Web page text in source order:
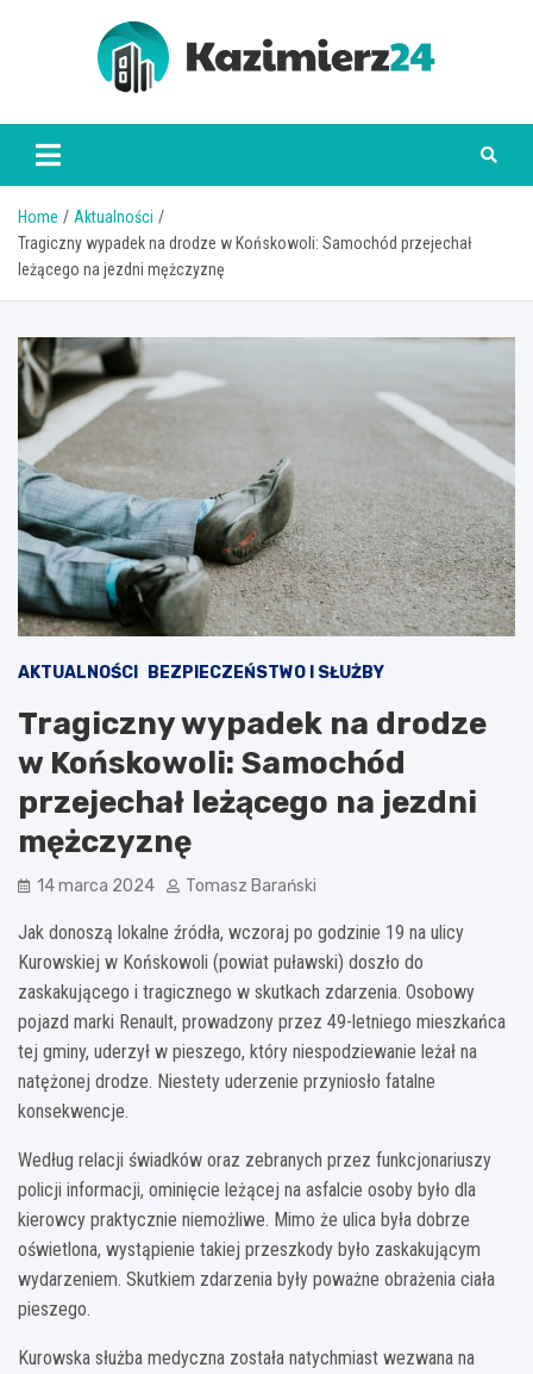
kazimierz24.pl
Home
Aktualności
Tragiczny wypadek na drodze w Końskowoli: Samochód przejechał
leżącego na jezdni mężczyznę
AKTUALNOŚCI BEZPIECZEŃSTWO I SŁUŻBY
Tragiczny wypadek na drodze
w Końskowoli: Samochód
przejechał leżącego na jezdni
mężczyznę
14 marca 2024 Tomasz Barański
Jak donoszą lokalne źródła, wczoraj po godzinie 19 na ulicy
Kurowskiej w Końskowoli (powiat puławski) doszło do
zaskakującego i tragicznego w skutkach zdarzenia. Osobowy
pojazd marki Renault, prowadzony przez 49-letniego mieszkańca
tej gminy, uderzył w pieszego, który niespodziewanie leżał na
natężonej drodze. Niestety uderzenie przyniosło fatalne
konsekwencje.
Według relacji świadków oraz zebranych przez funkcjonariuszy
policji informacji, ominięcie leżącej na asfalcie osoby było dla
kierowcy praktycznie niemożliwe. Mimo że ulica była dobrze
oświetlona, wystąpienie takiej przeszkody było zaskakującym
wydarzeniem. Skutkiem zdarzenia były poważne obrażenia ciała
pieszego.
Kurowska służba medyczna została natychmiast wezwana na